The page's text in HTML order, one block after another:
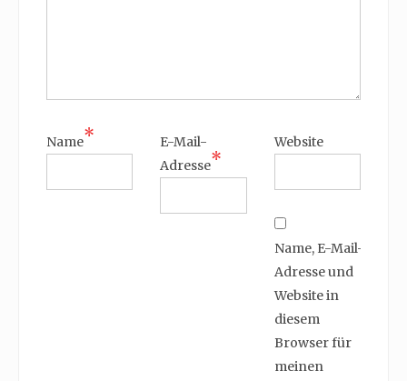
Name*
E-Mail-
Adresse*
Website
Name, E-Mail-
Adresse und
Website in
diesem
Browser für
meinen